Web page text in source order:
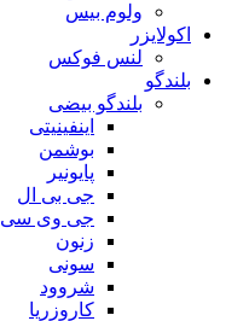
ولوم بیس
اکولایزر
لنس فوکس
بلندگو
بلندگو بیضی
اینفینیتی
بوشمن
پایونیر
جی بی ال
جی وی سی
زنون
سونی
شروود
کاروزریا